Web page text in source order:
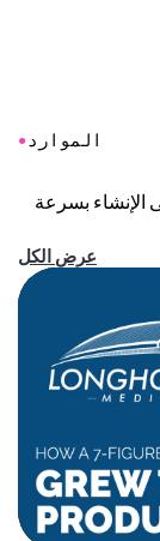
● الموارد
بسرعة
عرض الكل